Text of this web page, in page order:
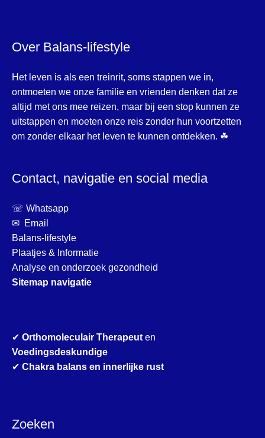
Over Balans-lifestyle
Het leven is als een treinrit, soms stappen we in,
ontmoeten we onze familie en vrienden denken dat ze
altijd met ons mee reizen, maar bij een stop kunnen ze
uitstappen en moeten onze reis zonder hun voortzetten
om zonder elkaar het leven te kunnen ontdekken. ☘
Contact, navigatie en social media
☏ Whatsapp
✉ Email
Balans-lifestyle
Plaatjes & Informatie
Analyse en onderzoek gezondheid
Sitemap navigatie
✔ Orthomoleculair Therapeuten
Voedingsdeskundige
✔ Chakra balans en innerlijke rust
Zoeken